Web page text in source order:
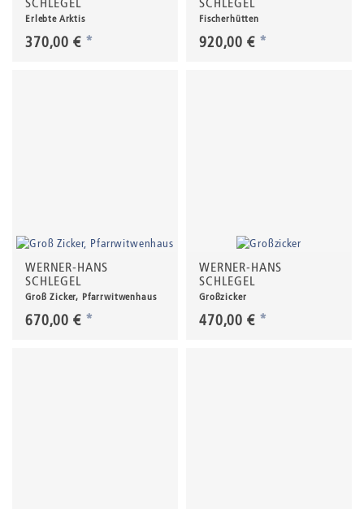
Erlebte Arktis
370,00 € *
Fischerhütten
920,00 € *
WERNER-HANS
SCHLEGEL
Groß Zicker, Pfarrwitwenhaus
670,00 € *
WERNER-HANS
SCHLEGEL
Großzicker
470,00 € *